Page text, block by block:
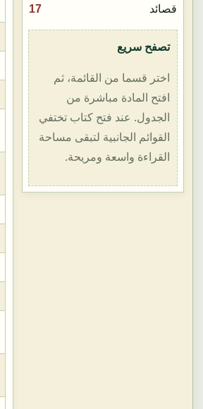
قصائد 17
تصفح سريع
اختر قسما من القائمة، ثم
افتح المادة مباشرة من
الجدول. عند فتح كتاب تختفي
القوائم الجانبية لتبقى مساحة
القراءة واسعة ومريحة.